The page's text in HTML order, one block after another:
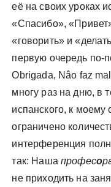
её на своих уроках
«Спасибо»,
«говорить» и
первую очередь по-
Obrigada, Nâo faz
многу раз на дню, в
испанского, к
ограничено
интерференция
так: Наша професо
не приходить на